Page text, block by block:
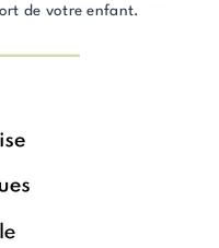
de votre enfant.